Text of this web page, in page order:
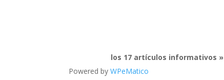
los 17 artículos informativos »
Powered byWPeMatico